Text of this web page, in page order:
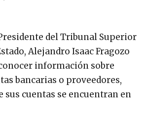
del Tribunal Superior
Alejandro Isaac Fragozo
información sobre
bancarias o proveedores,
sus cuentas se encuentran en